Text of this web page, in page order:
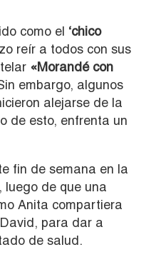
como el ‘chico
reír a todos con sus
«Morandé con
embargo, algunos
alejarse de la
de esto, enfrenta un
fin de semana en la
luego de que una
Anita compartiera
para dar a
de salud.